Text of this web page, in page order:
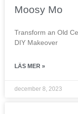
Moosy Mo
Transform an Old
DIY Makeover
LÄS MER »
december 8, 2023